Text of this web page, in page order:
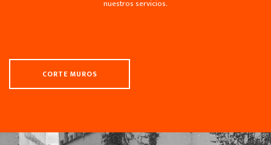
nuestros servicios.
CORTE MUROS